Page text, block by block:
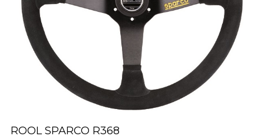
ROOL SPARCO R368